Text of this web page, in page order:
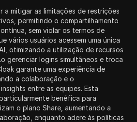
a mitigar as limitações de restrições
permitindo o compartilhamento
sem violar os termos de
vários usuários acessem uma única
otimizando a utilização de recursos
gerenciar logins simultâneos e troca
garante uma experiência de
a colaboração e o
entre as equipes. Esta
benéfica para
o plano Share, aumentando a
enquanto adere às políticas